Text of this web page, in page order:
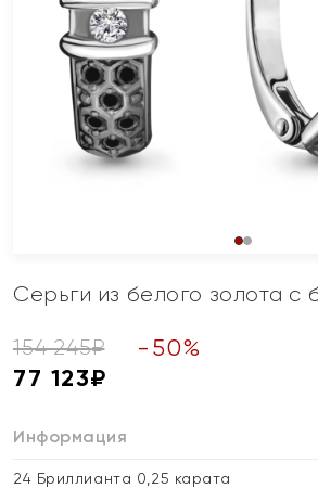
Серьги из белого золота с
154 245₽ - 50%
77 123₽
Информация
24 Бриллианта 0,25 карата